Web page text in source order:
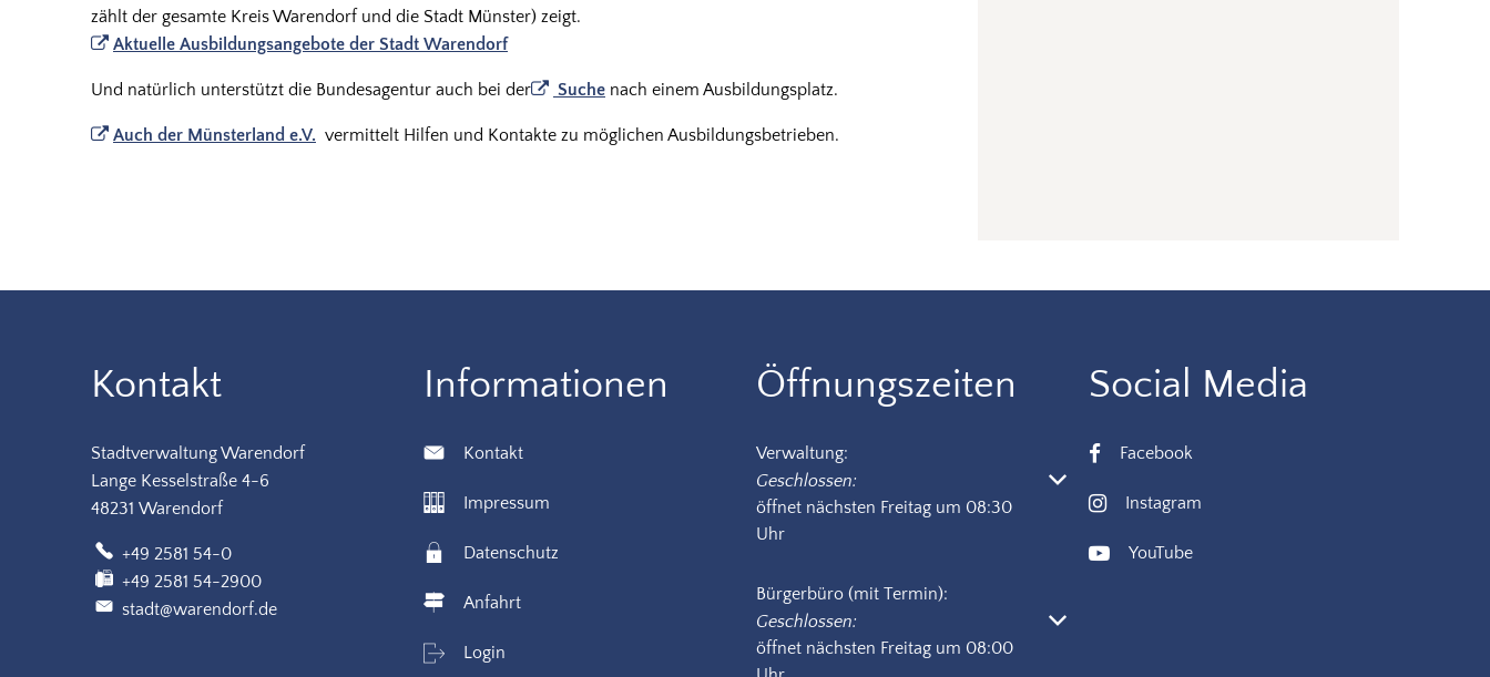
zählt der gesamte Kreis Warendorf und die Stadt Münster) zeigt.
Aktuelle Ausbildungsangebote der Stadt Warendorf
Und natürlich unterstützt die Bundesagentur auch bei der Suche nach einem Ausbildungsplatz.
Auch der Münsterland e.V. vermittelt Hilfen und Kontakte zu möglichen Ausbildungsbetrieben.
Kontakt
Stadtverwaltung Warendorf
Lange Kesselstraße 4-6
48231 Warendorf
+49 2581 54-0
+49 2581 54-2900
stadt@warendorf.de
Informationen
Kontakt
Impressum
Datenschutz
Anfahrt
Login
Öffnungszeiten
Verwaltung:
Klicken, um weitere Öffnungs- oder Schließzeiten auszublenden
Geschlossen:
öffnet nächsten Freitag um 08:30
Uhr
Bürgerbüro (mit Termin):
Klicken, um weitere Öffnungs- oder Schließzeiten auszublenden
Geschlossen:
öffnet nächsten Freitag um 08:00
Social Media
Facebook
Instagram
YouTube